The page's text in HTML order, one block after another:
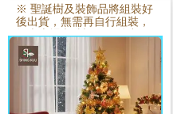
※ 聖誕樹及裝飾品將組裝好
後出貨，無需再自行組裝，
故本賣場 訂製3~5日後出
貨。